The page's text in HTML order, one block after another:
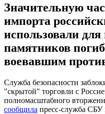
Значительную
импорта
использовали для
памятников
воевавшим
Служба безопасности
"скрытой" торговли с
полномасштабного
сообщила пресс-служба СБУ